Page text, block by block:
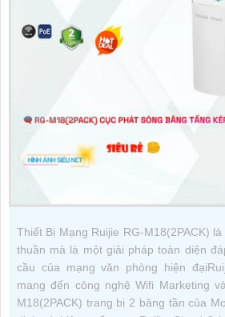
Thiết Bị Mạng Ruijie RG-M18(2PACK)
thuần mà là một giải pháp toàn diện
cầu của mạng văn phòng hiện
mang đến công nghệ Wifi Marketing
M18(2PACK) trang bị 2 băng tần của